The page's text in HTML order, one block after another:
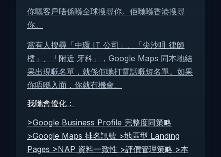
你嘅客戶唔係喺全球搜尋你。佢哋喺香港搜尋
你。
當有人搜尋「中環 IT 公司」、「尖沙咀 律師
樓」、「附近 牙科」，Google Maps 同本地結
果出現嘅名單，就係佢哋打電話嘅短名單。如果
你唔喺入面，你就冇機會。
我哋會優化：
>Google Business Profile 完整度同策略
>Google Maps 排名訊號 >地區型 Landing
Pages >NAP 資料一致性 >評價管理策略 >本